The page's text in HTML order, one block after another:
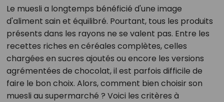
Le muesli a longtemps bénéficié d'une image
d'aliment sain et équilibré. Pourtant, tous les produits
présents dans les rayons ne se valent pas. Entre les
recettes riches en céréales complètes, celles
chargées en sucres ajoutés ou encore les versions
agrémentées de chocolat, il est parfois difficile de
faire le bon choix. Alors, comment bien choisir son
muesli au supermarché ? Voici les critères à